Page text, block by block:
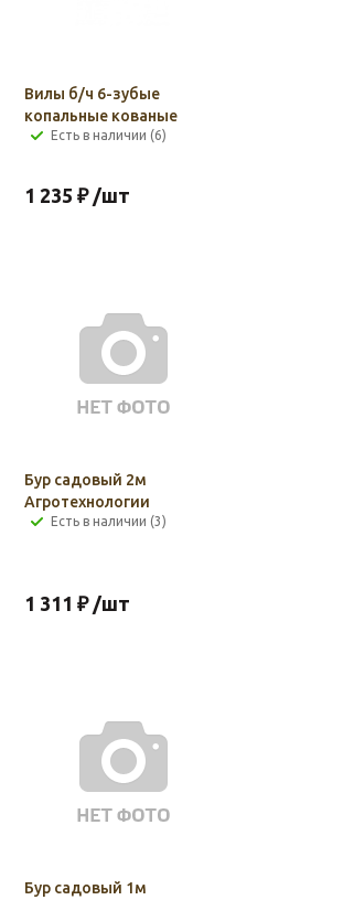
Вилы б/ч 6-зубые
копальные кованые
Есть в наличии (6)
1 235 ₽ /шт
Бур садовый 2м
Агротехнологии
Есть в наличии (3)
1 311 ₽ /шт
Бур садовый 1м